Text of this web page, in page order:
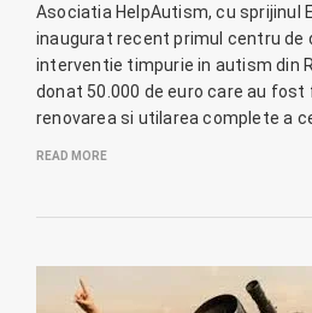
Asociatia HelpAutism, cu sprijinul
inaugurat recent primul centru de
interventie timpurie in autism din
donat 50.000 de euro care au
renovarea si utilarea complete a
READ MORE